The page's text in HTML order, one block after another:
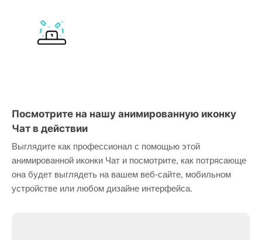
Посмотрите на нашу анимированную иконку
Чат в действии
Выглядите как профессионал с помощью этой
анимированной иконки Чат и посмотрите, как потрясающе
она будет выглядеть на вашем веб-сайте, мобильном
устройстве или любом дизайне интерфейса.